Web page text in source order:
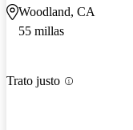
Woodland, CA
55 millas
Trato justo